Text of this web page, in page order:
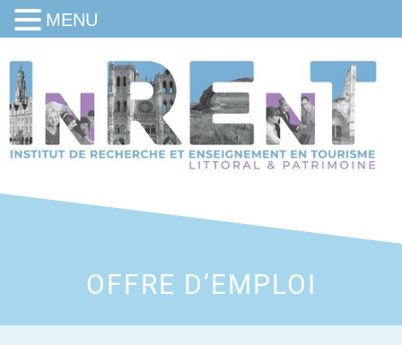
OFFRE D’EMPLOI
MENU